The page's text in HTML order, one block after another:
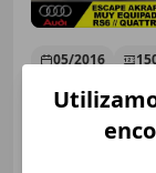
05/2016